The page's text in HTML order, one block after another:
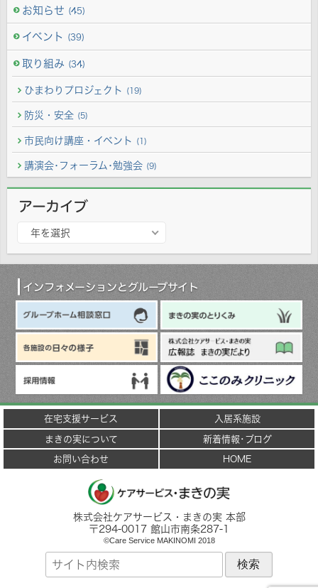
お知らせ (45)
イベント (39)
取り組み (34)
ひまわりプロジェクト (19)
防災・安全 (5)
市民向け講座・イベント (1)
講演会･フォーラム･勉強会 (9)
アーカイブ
カ
年を選択
インフォメーションとグループサイト
在宅支援サービス
入居系施設
まきの実について
新着情報･ブログ
お問い合わせ
HOME
株式会社ケアサービス・まきの実 本部
〒294-0017 館山市南条287-1
©Care Service MAKINOMI 2018
サ
ト